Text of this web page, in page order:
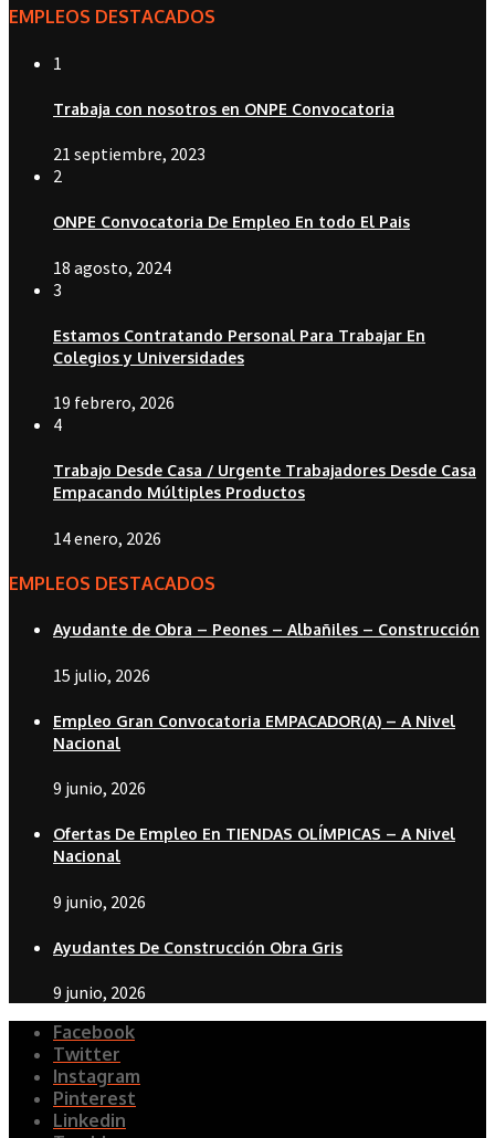
EMPLEOS DESTACADOS
1
Trabaja con nosotros en ONPE Convocatoria
21 septiembre, 2023
2
ONPE Convocatoria De Empleo En todo El Pais
18 agosto, 2024
3
Estamos Contratando Personal Para Trabajar En
Colegios y Universidades
19 febrero, 2026
4
Trabajo Desde Casa / Urgente Trabajadores Desde Casa
Empacando Múltiples Productos
14 enero, 2026
EMPLEOS DESTACADOS
Ayudante de Obra – Peones – Albañiles – Construcción
15 julio, 2026
Empleo Gran Convocatoria EMPACADOR(A) – A Nivel
Nacional
9 junio, 2026
Ofertas De Empleo En TIENDAS OLÍMPICAS – A Nivel
Nacional
9 junio, 2026
Ayudantes De Construcción Obra Gris
9 junio, 2026
Facebook
Twitter
Instagram
Pinterest
Linkedin